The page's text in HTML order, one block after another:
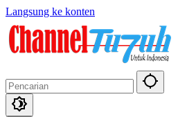
Langsung ke konten